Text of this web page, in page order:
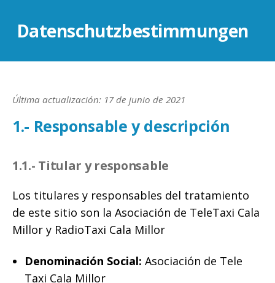
Datenschutzbestimmungen
Última actualización: 17 de junio de 2021
1.- Responsable y descripción
1.1.- Titular y responsable
Los titulares y responsables del tratamiento
de este sitio son la Asociación de TeleTaxi Cala
Millor y RadioTaxi Cala Millor
Denominación Social: Asociación de Tele
Taxi Cala Millor